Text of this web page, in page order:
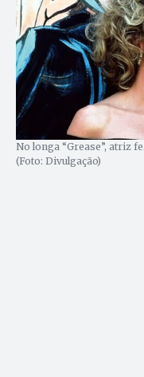
No longa “Grease”, atriz
(Foto: Divulgação)